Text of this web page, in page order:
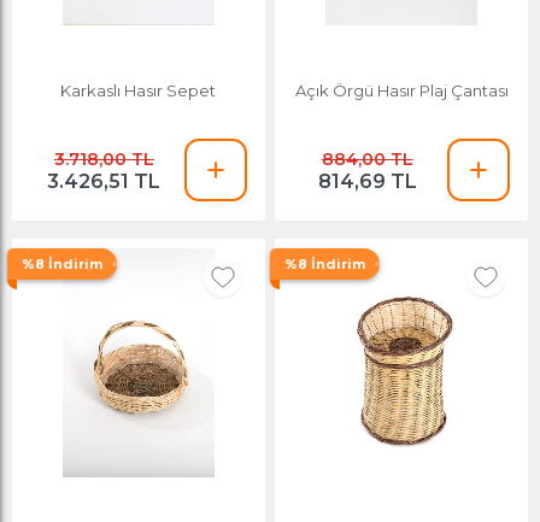
Karkaslı Hasır Sepet
3.718,00 TL
3.426,51 TL
Açık Örgü Hasır Plaj Çantası
884,00 TL
814,69 TL
%8 İndirim %8 İndirim